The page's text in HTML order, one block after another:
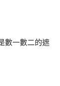
數一數二的遮